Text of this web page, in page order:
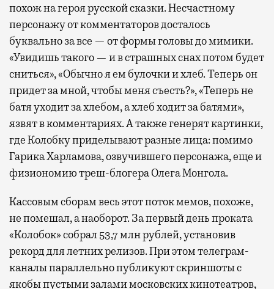
похож на героя русской сказки. Несчастному
персонажу от комментаторов досталось
буквально за все — от формы головы до мимики.
«Увидишь такого — и в страшных снах потом будет
сниться», «Обычно я ем булочки и хлеб. Теперь он
придет за мной, чтобы меня съесть?», «Теперь не
батя уходит за хлебом, а хлеб ходит за батями»,
язвят в комментариях. А также генерят картинки,
где Колобку приделывают разные лица: помимо
Гарика Харламова, озвучившего персонажа, еще и
физиономию треш-блогера Олега Монгола.
Кассовым сборам весь этот поток мемов, похоже,
не помешал, а наоборот. За первый день проката
«Колобок» собрал 53,7 млн рублей, установив
рекорд для летних релизов. При этом телеграм-
каналы параллельно публикуют скриншоты с
якобы пустыми залами московских кинотеатров,